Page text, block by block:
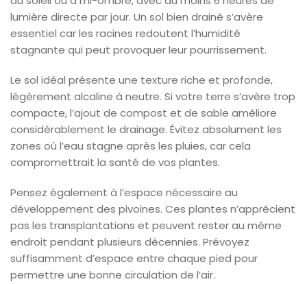
lumière directe par jour. Un sol bien drainé s’avère
essentiel car les racines redoutent l’humidité
stagnante qui peut provoquer leur pourrissement.
Le sol idéal présente une texture riche et profonde,
légèrement alcaline à neutre. Si votre terre s’avère trop
compacte, l’ajout de compost et de sable améliore
considérablement le drainage. Évitez absolument les
zones où l’eau stagne après les pluies, car cela
compromettrait la santé de vos plantes.
Pensez également à l’espace nécessaire au
développement des pivoines. Ces plantes n’apprécient
pas les transplantations et peuvent rester au même
endroit pendant plusieurs décennies. Prévoyez
suffisamment d’espace entre chaque pied pour
permettre une bonne circulation de l’air.